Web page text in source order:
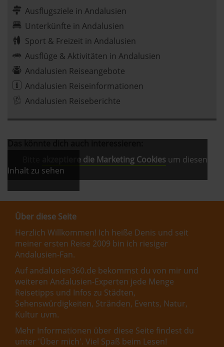
Ausflugsziele in Andalusien
Unterkünfte in Andalusien
Sport & Freizeit in Andalusien
Ausflüge & Aktivitäten in Andalusien
Andalusien Reiseangebote
Andalusien Reiseinformationen
Andalusien Reiseberichte
akzeptiere die Marketing Cookies um diesen
Inhalt zu sehen
Über diese Seite
Herzlich Willkommen! Ich heiße Denis und seit
meiner ersten Reise 2009 bin ich riesiger
Andalusien-Fan.
Auf andalusien360.de bekommst du von mir und
weiteren Andalusien-Experten jede Menge
Reisetipps und Infos zu Städten,
Sehenswürdigkeiten, Stränden, Events, Natur,
Kultur uvm.
Mehr Informationen über diese Seite findest du
unter 'Über mich'. Viel Spaß beim Lesen!